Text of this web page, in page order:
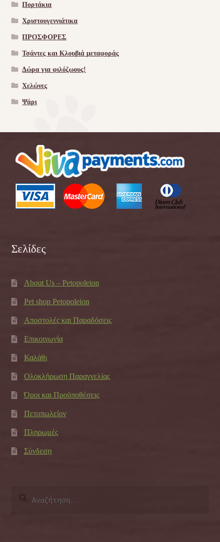
Πορτάκια
Χριστουγεννιάτικα
ΠΡΟΣΦΟΡΕΣ
Τσάντες και Κλουβιά μεταφοράς
Δώρα για φιλόζωους!
Χελώνες
Ψάρι
Σελίδες
About Us – Petopoleion
Pet shop Petopoleion
Αποστολές και Παραδόσεις
Επικοινωνία
Καλάθι
Ολοκλήρωση Παραγγελίας
Όροι και Προϋποθέσεις
Πετοπωλείον
Πληρωμές
Σύνδεση